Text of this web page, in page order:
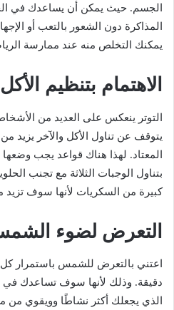
الجسم. حيث يمكن أن يساعدك في
المذاكرة دون الشعور بالتعب أو
يمكنك التخلص منه عند ممارسة
الاهتمام بتنظيم الأكل
التوتر ينعكس على العديد من
يتوقف عن تناول الأكل والآخر يزيد
المعتاد. لهذا هناك قواعد يجب وضعها
بتناول الوجبات الثلاثة مع تجنب
كبيرة من السكريات لأنها سوف تزيد
التعرض لضوء
دقيقة. وذلك لأنها سوف تساعدك في
الذي يجعلك أكثر نشاطًا وويقوي من